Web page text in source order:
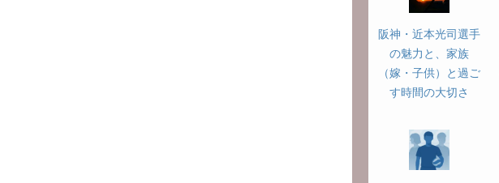
阪神・近本光司選手
の魅力と、家族
（嫁・子供）と過ご
す時間の大切さ